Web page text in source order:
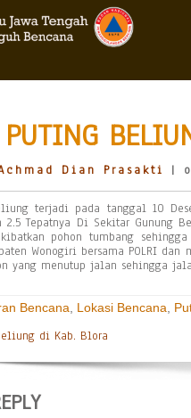
Dian Prasakti |
terjadi pada tanggal 10
2.5 Tepatnya Di Sekitar Gunung
pohon tumbang
Wonogiri bersama POLRI
yang menutup jalan sehingga
Bencana Lokasi Bencana
di Kab. Blora